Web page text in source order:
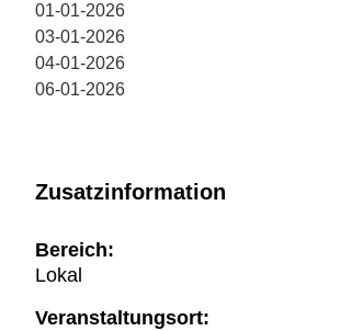
01-01-2026
03-01-2026
04-01-2026
06-01-2026
Zusatzinformation
Bereich:
Lokal
Veranstaltungsort: